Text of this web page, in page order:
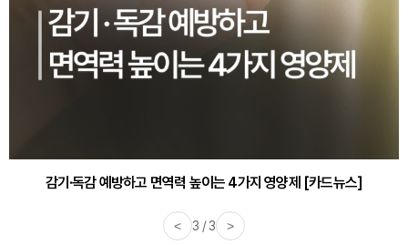
감기·독감 예방하고 면역력 높이는 4가지 영양제 [카드뉴스]
< 3 / 3 >